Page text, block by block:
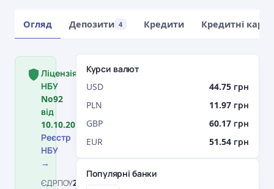
Огляд Депозити 4 Кредити Кредитні
Ліцензія
НБУ
No92
від
10.10.2011.
Реєстр
НБУ
→
ЄДРПОУ2
МФО
32200
Курси валют
USD
44.75 грн
PLN
11.97 грн
GBP
60.17 грн
EUR
51.54 грн
Популярні банки